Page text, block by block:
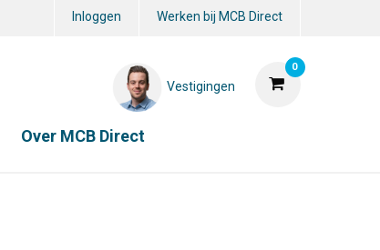
Inloggen Werken bij MCB Direct
0
Vestigingen
Over MCB Direct